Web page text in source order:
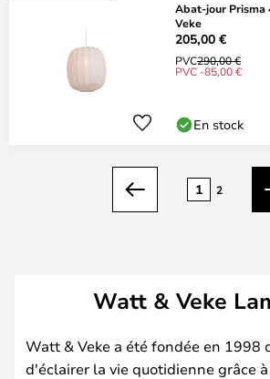
Abat-jour Prisma
Veke
205,00 €
PVC290,00 €
PVC -85,00 €
En stock
Précédent
1 2
Watt & Veke
Watt & Veke a été fondée en 1998
d'éclairer la vie quotidienne grâce